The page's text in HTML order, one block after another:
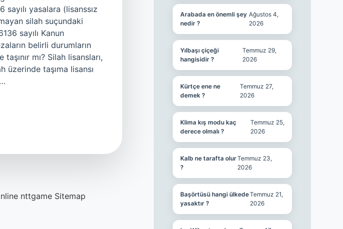
sayılı yasalara (lisanssız
silah suçundaki
sayılı Kanun
belirli durumların
mı? Silah lisansları,
üzerinde taşıma lisansı
nttgame Sitemap
Arabada en önemli şey
nedir ?
Ağustos 4,
2026
Yılbaşı çiçeği
hangisidir ?
Temmuz 29,
2026
Kürtçe ene ne
demek ?
Temmuz 27,
2026
Klima kış modu kaç
derece olmalı ?
Temmuz 25,
2026
Kalb ne tarafta olur
?
Temmuz 23,
2026
Başörtüsü hangi ülkede
yasaktır ?
Temmuz 21,
2026